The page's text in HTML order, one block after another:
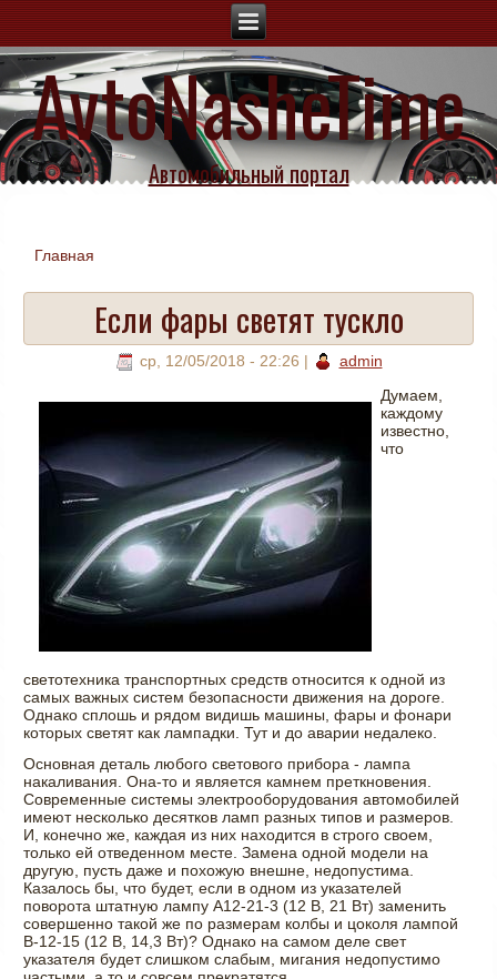
AvtoNasheTime
Автомобильный портал
Вы здесь
Главная
Если фары светят тускло
ср, 12/05/2018 - 22:26 |
admin
Думаем,
каждому
известно,
что
светотехника транспортных средств относится к одной из
самых важных систем безопасности движения на дороге.
Однако сплошь и рядом видишь машины, фары и фонари
которых светят как лампадки. Тут и до аварии недалеко.
Основная деталь любого светового прибора - лампа
накаливания. Она-то и является камнем преткновения.
Современные системы электрооборудования автомобилей
имеют несколько десятков ламп разных типов и размеров.
И, конечно же, каждая из них находится в строго своем,
только ей отведенном месте. Замена одной модели на
другую, пусть даже и похожую внешне, недопустима.
Казалось бы, что будет, если в одном из указателей
поворота штатную лампу А12-21-3 (12 В, 21 Вт) заменить
совершенно такой же по размерам колбы и цоколя лампой
В-12-15 (12 В, 14,3 Вт)? Однако на самом деле свет
указателя будет слишком слабым, мигания недопустимо